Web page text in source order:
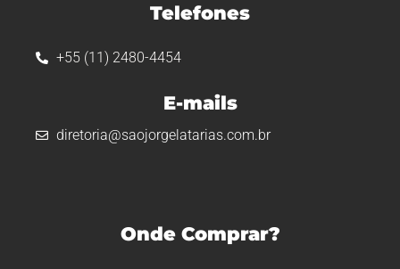
Telefones
+55 (11) 2480-4454
E-mails
diretoria@saojorgelatarias.com.br
Onde Comprar?